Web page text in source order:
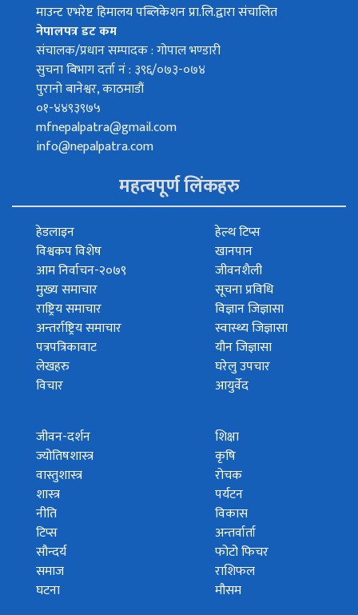
माउन्ट एभरेष्ट हिमालय पब्लिकेशन प्रा.लि.द्वारा संचालित
नेपालपत्र डट कम
संचालक/प्रधान सम्पादक : गोपाल भण्डारी
सुचना बिभाग दर्ता नं : ३९६/०७३-०७४
पुरानो बानेश्वर, काठमाडौं
०१-४४९३९७५
mfnepalpatra@gmail.com
info@nepalpatra.com
महत्वपूर्ण लिंकहरु
हेडलाइन
विश्वकप विशेष
आम निर्वाचन-२०७९
मुख्य समाचार
राष्ट्रिय समाचार
अन्तर्राष्ट्रिय समाचार
पत्रपत्रिकावाट
लेखहरु
विचार
हेल्थ टिप्स
खानपान
जीवनशैली
सूचना प्रविधि
विज्ञान जिज्ञासा
स्वास्थ्य जिज्ञासा
यौन जिज्ञासा
घरेलु उपचार
आयुर्वेद
जीवन-दर्शन
ज्योतिषशास्त्र
वास्तुशास्त्र
शास्त्र
नीति
टिप्स
सौन्दर्य
समाज
घटना
शिक्षा
कृषि
रोचक
पर्यटन
विकास
अन्तर्वार्ता
फोटो फिचर
राशिफल
मौसम